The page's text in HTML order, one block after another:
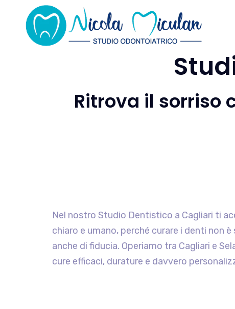
Ritrova il sorriso
Nel nostro Studio Dentistico a Cagliari ti
chiaro e umano, perché curare i denti non
anche di fiducia. Operiamo tra Cagliari e
cure efficaci, durature e davvero